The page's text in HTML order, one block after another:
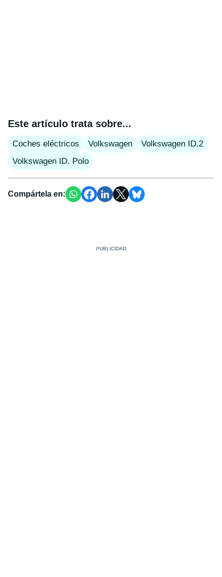
Este artículo trata sobre...
Coches eléctricos Volkswagen
Volkswagen ID.2
Volkswagen ID. Polo
Compártela en: